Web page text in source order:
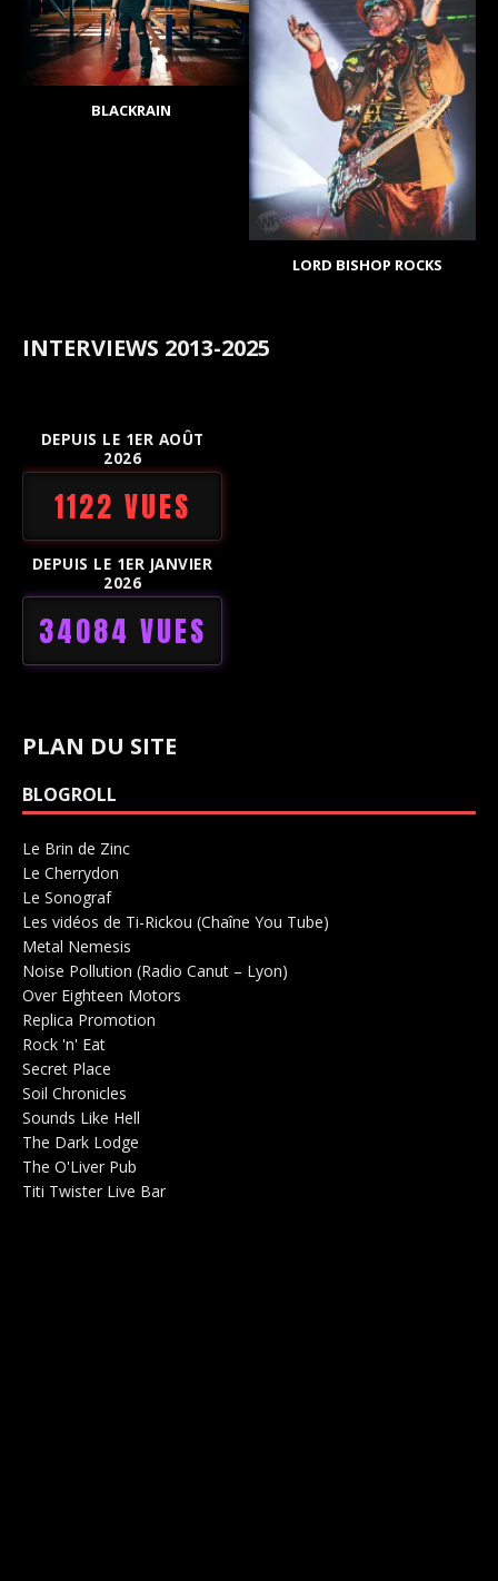
BLACKRAIN
LORD BISHOP ROCKS
INTERVIEWS 2013-2025
DEPUIS LE 1ER AOÛT
2026
1122 VUES
DEPUIS LE 1ER JANVIER
2026
34084 VUES
PLAN DU SITE
BLOGROLL
Le Brin de Zinc
Le Cherrydon
Le SonografSalle de concerts 0
Les vidéos de Ti-Rickou (Chaîne You Tube)
Metal Nemesis
Noise Pollution (Radio Canut – Lyon)
Over Eighteen Motors
Replica Promotion
Rock 'n' Eat
Secret Place
Soil Chronicles
Sounds Like Hell
The Dark Lodge
The O'Liver Pub
Titi Twister Live Bar